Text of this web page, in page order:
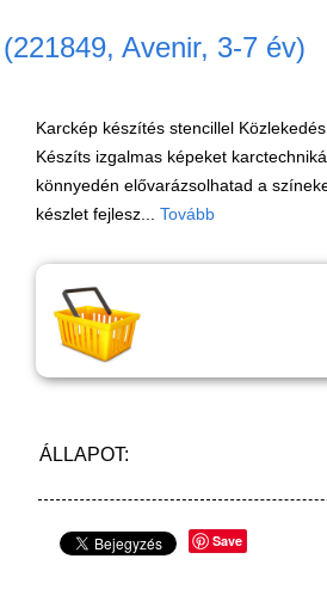
Avenir, 3-7 év)
Karckép készítés stencillel
Készíts izgalmas képeket
könnyedén elővarázsolhatad a
készlet fejlesz... Tovább
ÁLLAPOT:
Save